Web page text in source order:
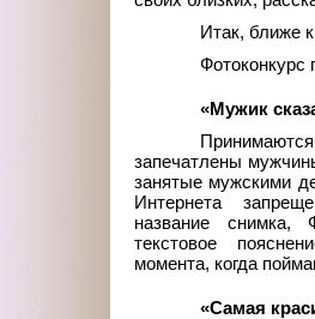
Итак, ближе
Фотоконкурс
«Мужик
запечатлены
занятые мужскими
Интернета
название снимка,
текстовое
момента, когда
«Самая